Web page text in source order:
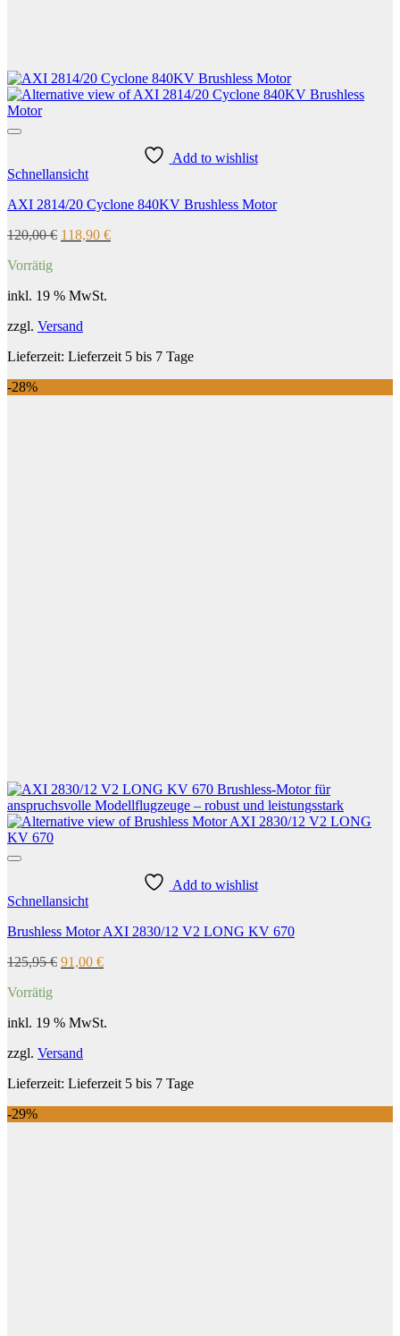
Add to wishlist
Schnellansicht
AXI 2814/20 Cyclone 840KV Brushless Motor
120,00€ Ursprünglicher
118,90 €Aktueller
Vorrätig
inkl. 19 % MwSt.
zzgl. Versand
Lieferzeit: Lieferzeit 5 bis 7 Tage
-28%
Add to wishlist
Schnellansicht
Brushless Motor AXI 2830/12 V2 LONG KV 670
125,95€ Ursprünglicher
91,00 €Aktueller
Vorrätig
inkl. 19 % MwSt.
zzgl. Versand
Lieferzeit: Lieferzeit 5 bis 7 Tage
-29%